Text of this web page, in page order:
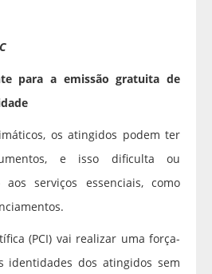
para a emissão gratuita de
os atingidos podem ter
e isso dificulta ou
serviços essenciais, como
(PCI) vai realizar uma força-
identidades dos atingidos sem